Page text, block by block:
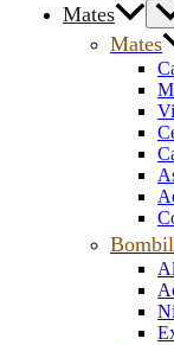
Mates
Mates